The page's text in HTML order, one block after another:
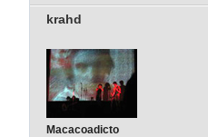
krahd
Macacoadicto